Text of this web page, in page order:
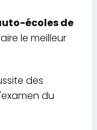
écoles de
le meilleur
des
du